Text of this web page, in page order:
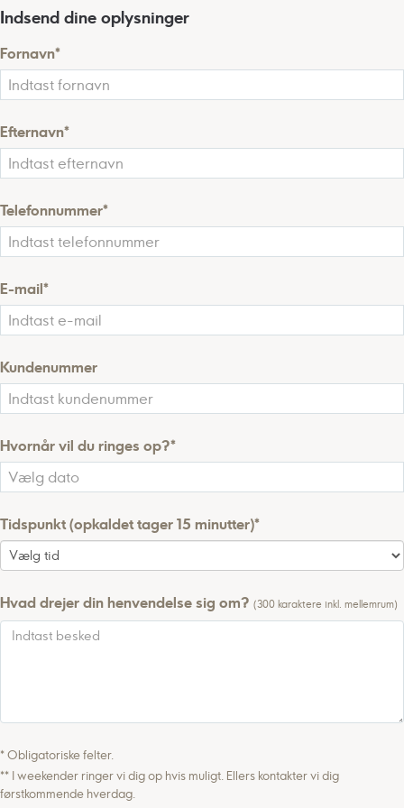
Indsend dine oplysninger
Fornavn*
Efternavn*
Telefonnummer*
E-mail*
Kundenummer
Hvornår vil du ringes op?*
Tidspunkt (opkaldet tager 15 minutter)*
Hvad drejer din henvendelse sig om? (300 karaktere inkl. mellemrum)
* Obligatoriske felter.
** I weekender ringer vi dig op hvis muligt. Ellers kontakter vi dig
førstkommende hverdag.